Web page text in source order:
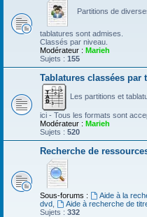
Partitions de
tablatures sont admises.
Classés par niveau.
Modérateur : Marieh
Sujets : 155
Tablatures classées par
Les partitions et
ici - Tous les formats sont
Modérateur : Marieh
Sujets : 520
Recherche de
Sous-forums : Aide à la
dvd
Aide à recherche de
Sujets : 332